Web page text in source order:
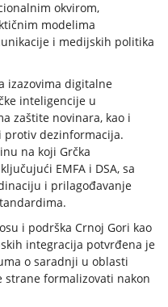
okvirom,
modelima
i medijskih politika
izazovima digitalne
inteligencije u
zaštite novinara, kao i
dezinformacija.
na koji Grčka
EMFA i DSA, sa
i prilagođavanje
i podrška Crnoj Gori kao
integracija potvrđena je
o saradnji u oblasti
formalizovati nakon